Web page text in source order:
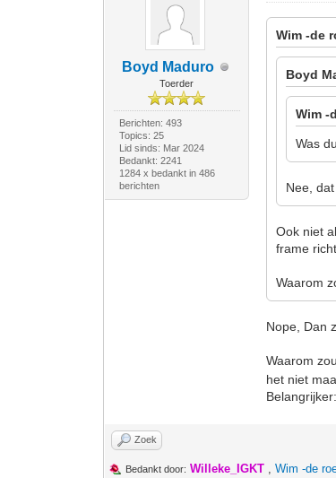
Boyd Maduro
Toerder
Berichten: 493
Topics: 25
Lid sinds: Mar 2024
Bedankt: 2241
1284 x bedankt in 486
berichten
Wim -de
Boyd
Wim -
Was
Nee,
Ook niet
frame
Waarom
Nope, Dan
Waarom
het niet
Zoek
Bedankt door: Willeke_IGKT ,Wim -de